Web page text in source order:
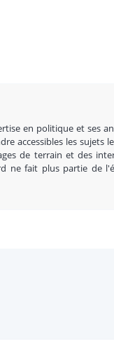
en politique et ses
accessibles les sujets
de terrain et des
ne fait plus partie de